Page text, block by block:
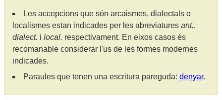
Les accepcions que són arcaismes, dialectals o
localismes estan indicades per les abreviatures ant.,
dialect. i local. respectivament. En eixos casos és
recomanable considerar l'us de les formes modernes
indicades.
Paraules que tenen una escritura pareguda: denyar.